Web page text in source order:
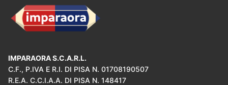
IMPARAORA S.C.A.R.L.
C.F., P.IVA E R.I. DI PISA N. 01708190507
R.E.A. C.C.I.A.A. DI PISA N. 148417